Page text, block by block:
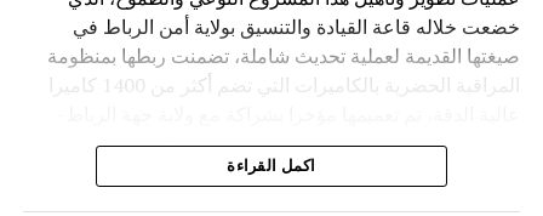
خضعت خلاله قاعة القيادة والتنسيق بولاية أمن الرباط في
صيغتها القديمة لعملية تحديث شاملة، تضمنت ربطها بمنظومة
المراقبة الحضرية بالكاميرات التي تضم أكثر من 1400 كاميرا
القنيطرة، فضلا عن تحديث بنيتها المعلوماتية التحتية من خلال
تدعيمها بمختلف أنظمة الاتصال ونقل البيانات التابعة للأمن
اكمل القراءة